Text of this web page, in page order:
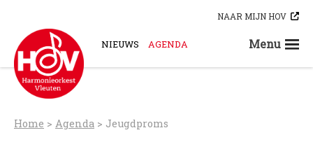
content
NAAR MIJN HOV
NIEUWS AGENDA
Menu
HOV-B
Home > Agenda > Jeugdproms